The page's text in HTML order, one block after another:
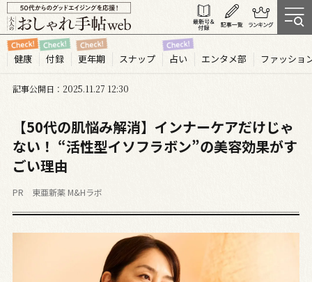
健康 付録 更年期 スナップ 占い エンタメ部 ファッショ
記事公開日 2025.11 27 12:30
【50代の肌悩み解消】インナーケアだけじゃ
ない！ “活性型イソフラボン”の美容効果がす
ごい理由
PR 東亜新薬 M&Hラボ